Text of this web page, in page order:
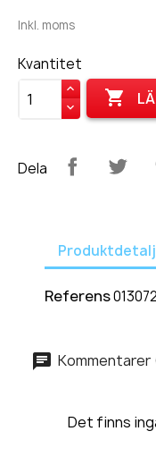
Inkl. moms
Kvantitet

Dela
Referens
Kommentarer
Det finns